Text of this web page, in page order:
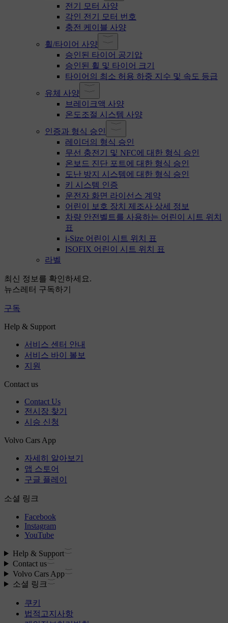
전기 모터 사양
각인 전기 모터 번호
충전 케이블 사양
휠/타이어 사양
승인된 타이어 공기압
승인된 휠 및 타이어 크기
타이어의 최소 허용 하중 지수 및 속도 등급
유체 사양
브레이크액 사양
온도조절 시스템 사양
인증과 형식 승인
레이더의 형식 승인
무선 충전기 및 NFC에 대한 형식 승인
온보드 진단 포트에 대한 형식 승인
도난 방지 시스템에 대한 형식 승인
키 시스템 인증
운전자 화면 라이선스 계약
어린이 보호 장치 제조사 상세 정보
차량 안전벨트를 사용하는 어린이 시트 위치
표
i-Size 어린이 시트 위치 표
ISOFIX 어린이 시트 위치 표
라벨